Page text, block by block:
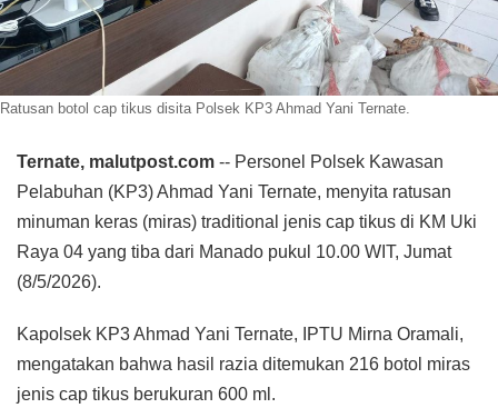
Ratusan botol cap tikus disita Polsek KP3 Ahmad Yani Ternate.
Ternate, malutpost.com -- Personel Polsek Kawasan
Pelabuhan (KP3) Ahmad Yani Ternate, menyita ratusan
minuman keras (miras) traditional jenis cap tikus di KM Uki
Raya 04 yang tiba dari Manado pukul 10.00 WIT, Jumat
(8/5/2026).
Kapolsek KP3 Ahmad Yani Ternate, IPTU Mirna Oramali,
mengatakan bahwa hasil razia ditemukan 216 botol miras
jenis cap tikus berukuran 600 ml.